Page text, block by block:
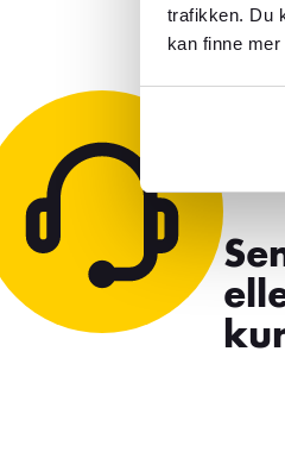
trafikken. Du
kan finne